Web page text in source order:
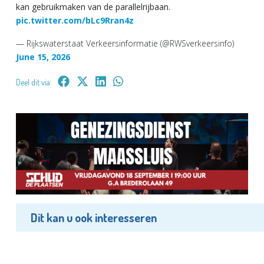
kan gebruikmaken van de parallelrijbaan.
pic.twitter.com/bLc9Rran4z
— Rijkswaterstaat Verkeersinformatie (@RWSverkeersinfo)
June 15, 2026
Deel dit via:
Dit kan u ook interesseren